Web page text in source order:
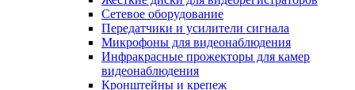
Сетевое оборудование
Передатчики и усилители сигнала
Микрофоны для видеонаблюдения
Инфракрасные прожекторы для камер
видеонаблюдения
Кронштейны и крепеж